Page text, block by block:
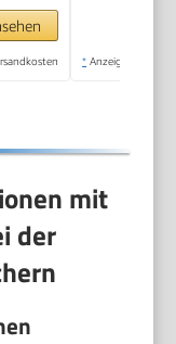
* Anzeige
mit
der